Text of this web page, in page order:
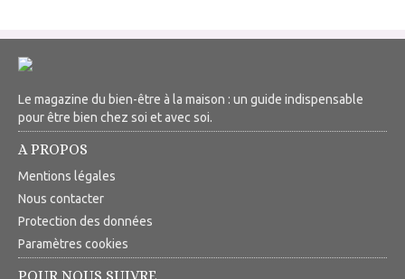
Le magazine du bien-être à la maison : un guide indispensable
pour être bien chez soi et avec soi.
A PROPOS
Mentions légales
Nous contacter
Protection des données
Paramètres cookies